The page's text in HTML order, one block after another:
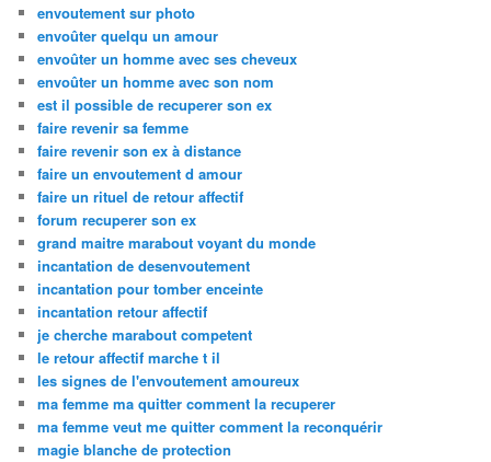
envoutement sur photo
envoûter quelqu un amour
envoûter un homme avec ses cheveux
envoûter un homme avec son nom
est il possible de recuperer son ex
faire revenir sa femme
faire revenir son ex à distance
faire un envoutement d amour
faire un rituel de retour affectif
forum recuperer son ex
grand maitre marabout voyant du monde
incantation de desenvoutement
incantation pour tomber enceinte
incantation retour affectif
je cherche marabout competent
le retour affectif marche t il
les signes de l'envoutement amoureux
ma femme ma quitter comment la recuperer
ma femme veut me quitter comment la reconquérir
magie blanche de protection